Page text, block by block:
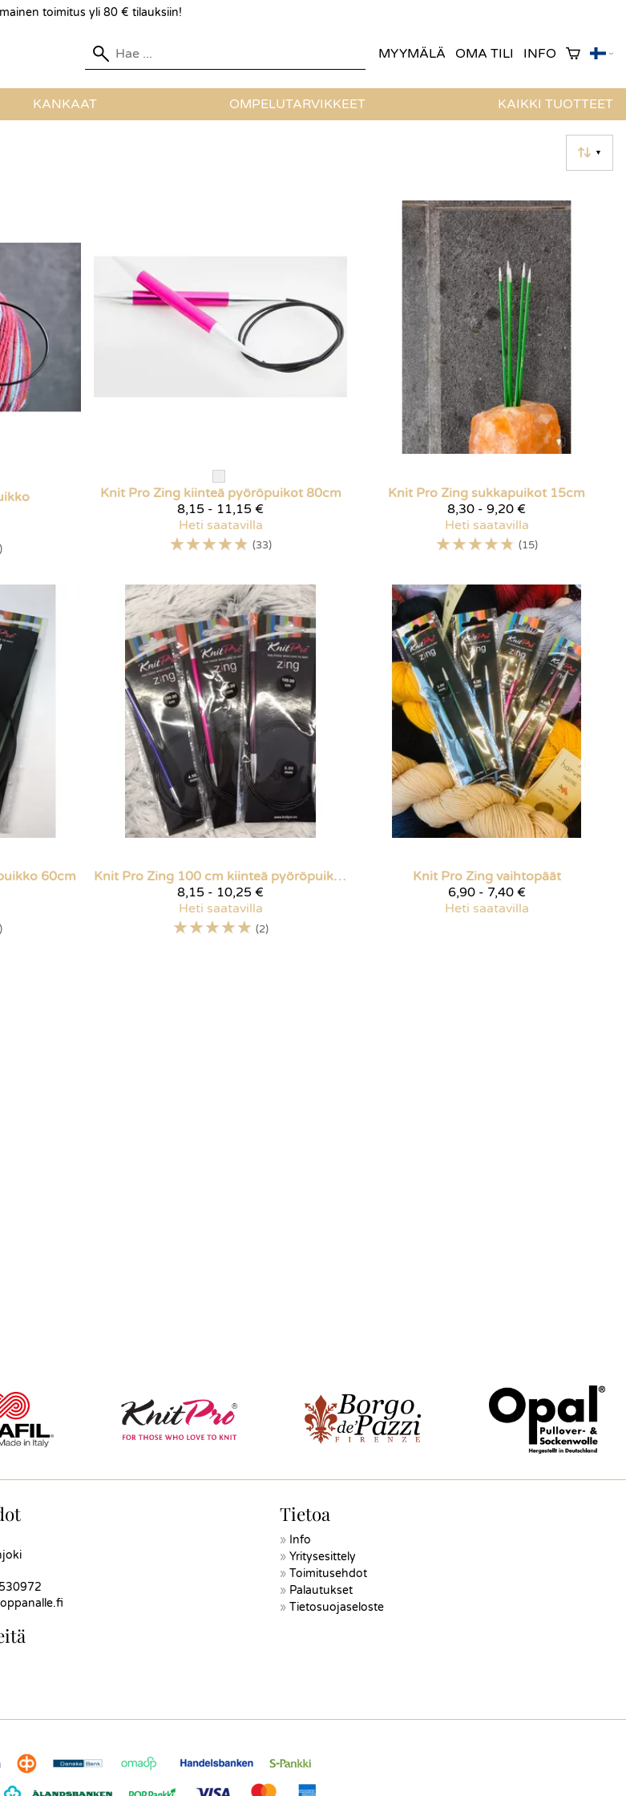
toimitus yli 80 € tilauksiin!
MYYMÄLÄ OMA TILI INFO
KANKAAT OMPELUTARVIKKEET KAIKKI TUOTTEET
▼
Knit Pro Zing kiinteä pyöröpuikot 80cm
8,15 - 11,15 €
Heti saatavilla
☆☆☆☆☆ (33)
Knit Pro Zing sukkapuikot 15cm
8,30 - 9,20 €
Heti saatavilla
☆☆☆☆☆ (15)
60cm
Knit Pro
Zing 100 cm kiinteä pyöröpuikko
8,15 - 10,25 €
Heti saatavilla
☆☆☆☆☆ (2)
Knit Pro Zing vaihtopäät
6,90 - 7,40 €
Heti saatavilla
Tietoa
Info
Yritysesittely
Toimitusehdot
Palautukset
Tietosuojaseloste